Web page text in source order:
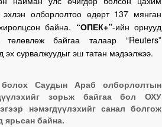
олборлолтоо өдөрт 137 мянган
байна. “ОПЕК+”-ийн орнууд
төлөвлөж байгаа талаар “Reuters”
эх сурвалжуудыг эш татан мэдээлжээ.
Саудын Араб олборлолтын
зорьж байгаа бол ОХУ
нэмэгдүүлэхийг санал болгож
ярьсан байна.